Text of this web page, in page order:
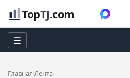
TopTJ.com
☰
Главная Лента